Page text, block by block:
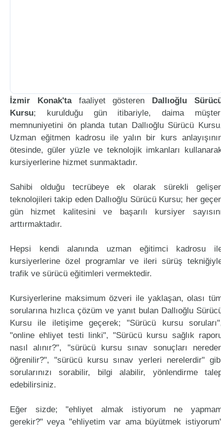
İzmir Konak'tafaaliyet gösteren Dallıoğlu
Kursu; kurulduğu gün itibariyle, daima
memnuniyetini ön planda tutan Dallıoğlu Sürücü
Uzman eğitmen kadrosu ile yalın bir kurs
ötesinde, güler yüzle ve teknolojik imkanları
kursiyerlerine hizmet sunmaktadır.
Sahibi olduğu tecrübeye ek olarak sürekli
teknolojileri takip eden Dallıoğlu Sürücü Kursu; her
gün hizmet kalitesini ve başarılı kursiyer
arttırmaktadır.
Hepsi kendi alanında uzman eğitimci kadrosu
kursiyerlerine özel programlar ve ileri sürüş
trafik ve sürücü eğitimleri vermektedir.
Kursiyerlerine maksimum özveri ile yaklaşan, olası
sorularına hızlıca çözüm ve yanıt bulan Dallıoğlu
Kursu ile iletişime geçerek; "Sürücü kursu
"online ehliyet testi linki", "Sürücü kursu sağlık
nasıl alınır?", "sürücü kursu sınav sonuçları
öğrenilir?", "sürücü kursu sınav yerleri nerelerdir"
sorularınızı sorabilir, bilgi alabilir, yönlendirme
edebilirsiniz.
Eğer sizde; "ehliyet almak istiyorum ne
gerekir?" veya "ehliyetim var ama büyütmek